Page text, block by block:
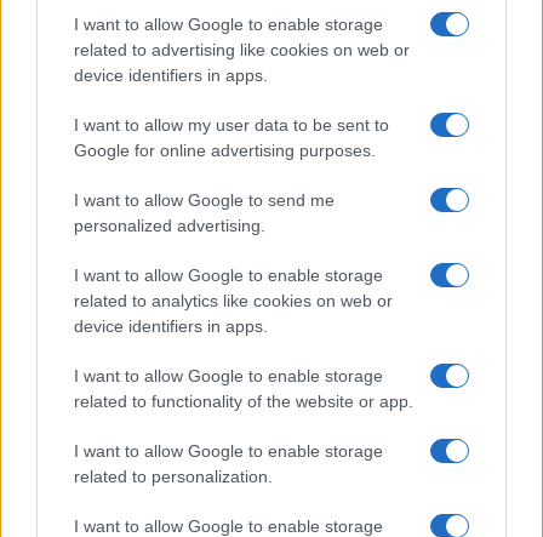
I want to allow Google to enable storage
related to advertising like cookies on web or
device identifiers in apps.
I want to allow my user data to be sent to
Google for online advertising purposes.
I want to allow Google to send me
personalized advertising.
I want to allow Google to enable storage
related to analytics like cookies on web or
device identifiers in apps.
I want to allow Google to enable storage
related to functionality of the website or app.
I want to allow Google to enable storage
related to personalization.
I want to allow Google to enable storage
Olbia, divieto di sosta contro spaccio e degrado:
esplode la protesta
Pausa caffè impeccabile: come scegliere la
soluzione ideale per la casa e l’ufficio
Monte Pino, la fine di un lungo dolore: storia e
rinascita della strada che segnò la Gallura
Raid nelle campagne di Berchidda, rischio per
la rete elettrica
Monte Pino, via i cancelli del cantiere: la Gallura